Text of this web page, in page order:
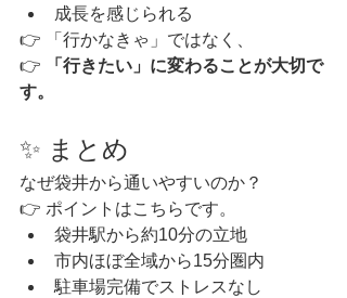
成長を感じられる
👉 「行かなきゃ」ではなく、
👉
「行きたい」に変わることが大切で
す。
✨ まとめ
なぜ袋井から通いやすいのか？
👉 ポイントはこちらです。
袋井駅から約10分の立地
市内ほぼ全域から15分圏内
駐車場完備でストレスなし